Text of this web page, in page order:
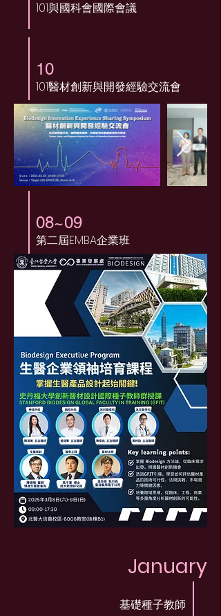
101與國科會國際會議
10
101醫材創新與開發經驗交流會
08~09
第二屆EMBA企業班
January
基礎種子教師